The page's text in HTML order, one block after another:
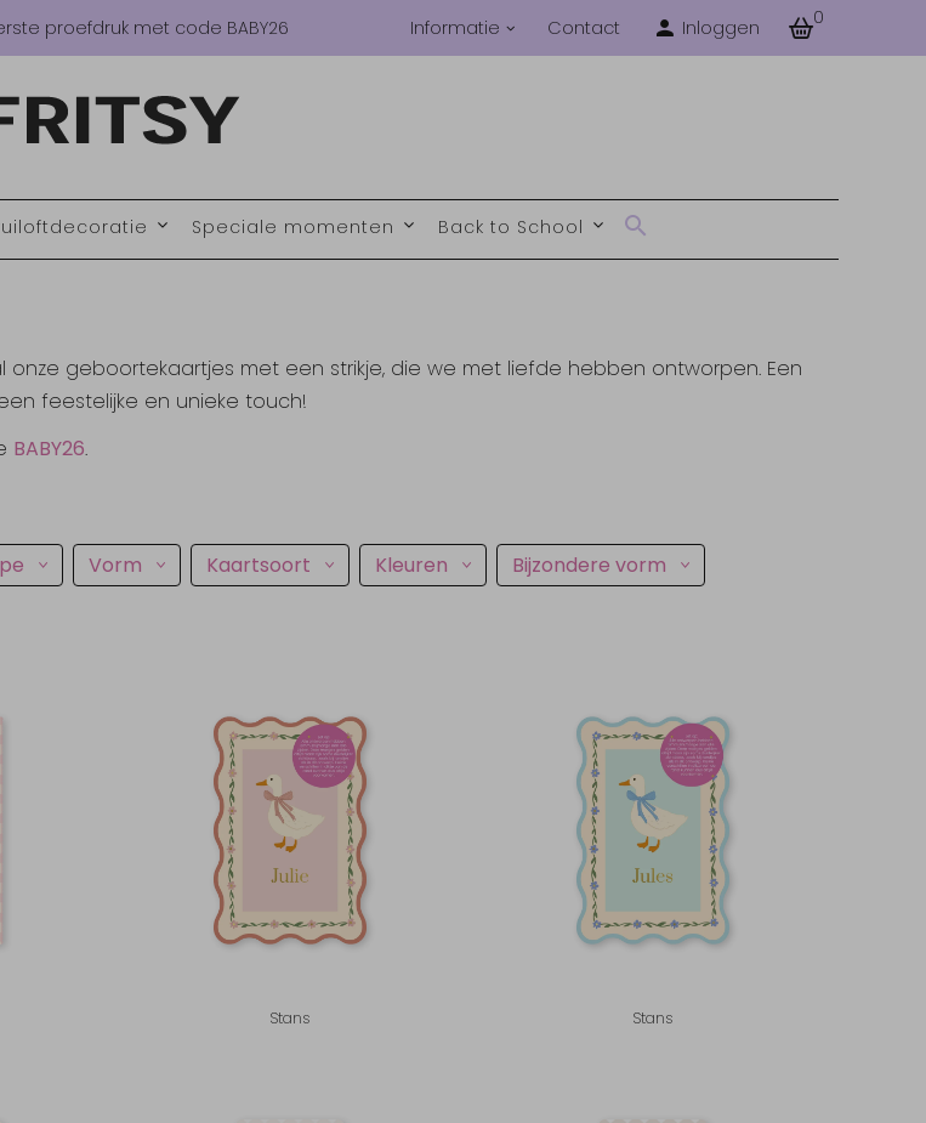
proefdruk met code BABY26 Informatie Contact Inloggen 0
Speciale momenten Back to School
geboortekaartjes met een strikje, die we met liefde hebben ontworpen. Een
feestelijke en unieke touch!
BABY26.
Vorm Kaartsoort Kleuren Bijzondere vorm
Stans Stans